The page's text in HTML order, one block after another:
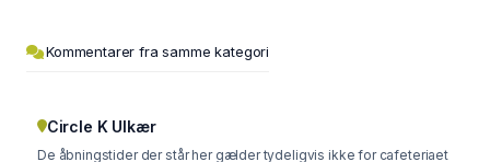
Kommentarer fra samme kategori
Circle K Ulkær
De åbningstider der står her gælder tydeligvis ikke for cafeteriaet